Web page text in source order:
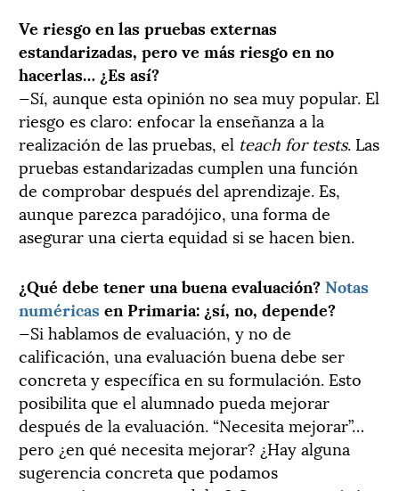
Ve riesgo en las pruebas externas
estandarizadas, pero ve más riesgo en no
hacerlas… ¿Es así?
—Sí, aunque esta opinión no sea muy popular. El
riesgo es claro: enfocar la enseñanza a la
realización de las pruebas, el teach for tests. Las
pruebas estandarizadas cumplen una función
de comprobar después del aprendizaje. Es,
aunque parezca paradójico, una forma de
asegurar una cierta equidad si se hacen bien.
¿Qué debe tener una buena evaluación?Notas
numéricasen Primaria: ¿sí, no, depende?
—Si hablamos de evaluación, y no de
calificación, una evaluación buena debe ser
concreta y específica en su formulación. Esto
posibilita que el alumnado pueda mejorar
después de la evaluación. “Necesita mejorar”…
pero ¿en qué necesita mejorar? ¿Hay alguna
sugerencia concreta que podamos